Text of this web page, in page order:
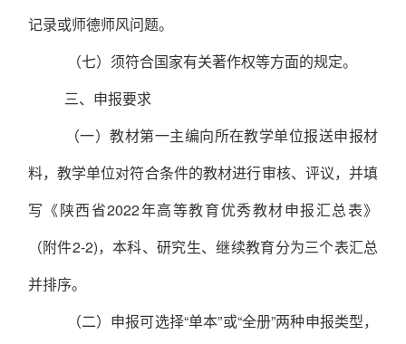
记录或师德师风问题。
（七）须符合国家有关著作权等方面的规定。
三、申报要求
（一）教材第一主编向所在教学单位报送申报材
料，教学单位对符合条件的教材进行审核、评议，并填
写《陕西省2022年高等教育优秀教材申报汇总表》
（附件2-2)，本科、研究生、继续教育分为三个表汇总
并排序。
（二）申报可选择“单本”或“全册”两种申报类型，